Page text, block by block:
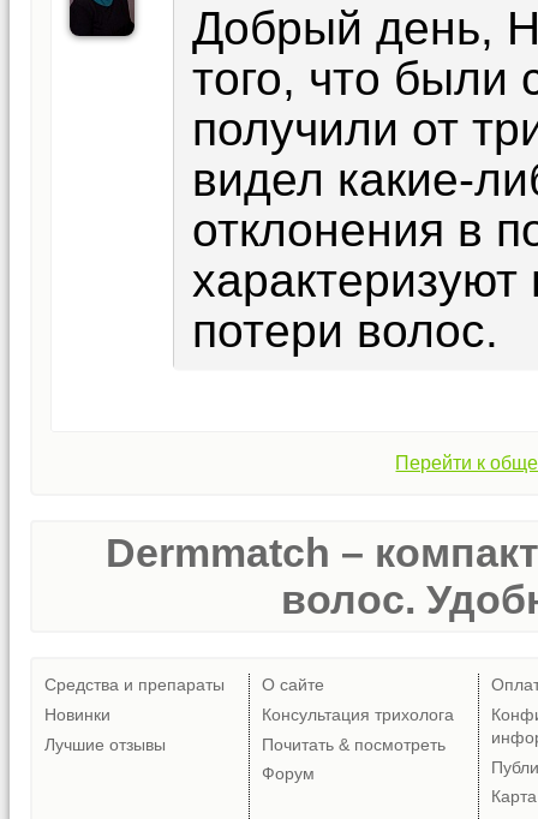
Добрый день,
того, что
получили от
видел какие-
отклонения в
потери волос.
Перейти к
Dermmatch –
волос.
Средства и препараты
Новинки
Лучшие отзывы
О сайте
Консультация трихолога
Почитать & посмотреть
Форум